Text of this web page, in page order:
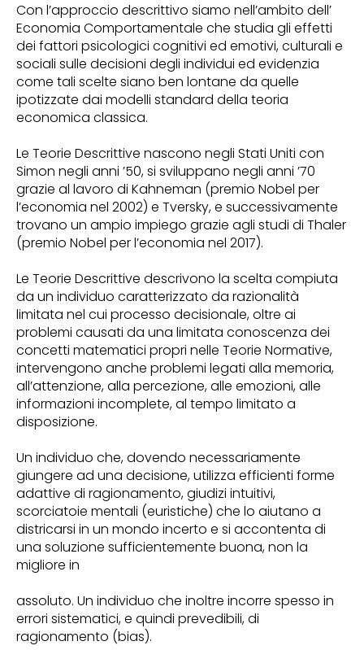
Con l’approccio descrittivo siamo nell’ambito dell’
Economia Comportamentale che studia gli effetti
dei fattori psicologici cognitivi ed emotivi, culturali e
sociali sulle decisioni degli individui ed evidenzia
come tali scelte siano ben lontane da quelle
ipotizzate dai modelli standard della teoria
economica classica.
Le Teorie Descrittive nascono negli Stati Uniti con
Simon negli anni ’50, si sviluppano negli anni ’70
grazie al lavoro di Kahneman (premio Nobel per
l’economia nel 2002) e Tversky, e successivamente
trovano un ampio impiego grazie agli studi di Thaler
(premio Nobel per l’economia nel 2017).
Le Teorie Descrittive descrivono la scelta compiuta
da un individuo caratterizzato da razionalità
limitata nel cui processo decisionale, oltre ai
problemi causati da una limitata conoscenza dei
concetti matematici propri nelle Teorie Normative,
intervengono anche problemi legati alla memoria,
all’attenzione, alla percezione, alle emozioni, alle
informazioni incomplete, al tempo limitato a
disposizione.
Un individuo che, dovendo necessariamente
giungere ad una decisione, utilizza efficienti forme
adattive di ragionamento, giudizi intuitivi,
scorciatoie mentali (euristiche) che lo aiutano a
districarsi in un mondo incerto e si accontenta di
una soluzione sufficientemente buona, non la
migliore in
assoluto. Un individuo che inoltre incorre spesso in
errori sistematici, e quindi prevedibili, di
ragionamento (bias).